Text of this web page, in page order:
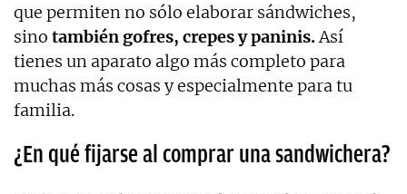
que permiten no sólo elaborar sándwiches,
sino también gofres, crepes y paninis.Así
tienes un aparato algo más completo para
muchas más cosas y especialmente para tu
familia.
¿En qué fijarse al comprar una sandwichera?